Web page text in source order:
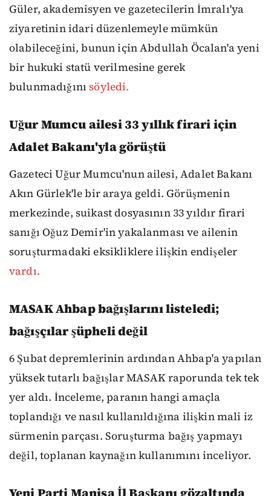
Güler, akademisyen ve gazetecilerin İmralı'ya
ziyaretinin idari düzenlemeyle mümkün
olabileceğini, bunun için Abdullah Öcalan'a yeni
bir hukuki statü verilmesine gerek
bulunmadığınısöyledi.
Uğur Mumcu ailesi 33 yıllık firari için
Adalet Bakanı'yla görüştü
Gazeteci Uğur Mumcu'nun ailesi, Adalet Bakanı
Akın Gürlek'le bir araya geldi. Görüşmenin
merkezinde, suikast dosyasının 33 yıldır firari
sanığı Oğuz Demir'in yakalanması ve ailenin
soruşturmadaki eksikliklere ilişkin endişeler
vardı.
MASAK Ahbap bağışlarını listeledi;
bağışçılar şüpheli değil
6 Şubat depremlerinin ardından Ahbap'a yapılan
yüksek tutarlı bağışlar MASAK raporunda tek tek
yer aldı. İnceleme, paranın hangi amaçla
toplandığı ve nasıl kullanıldığına ilişkin mali iz
sürmenin parçası. Soruşturma bağış yapmayı
değil, toplanan kaynağın kullanımını inceliyor.